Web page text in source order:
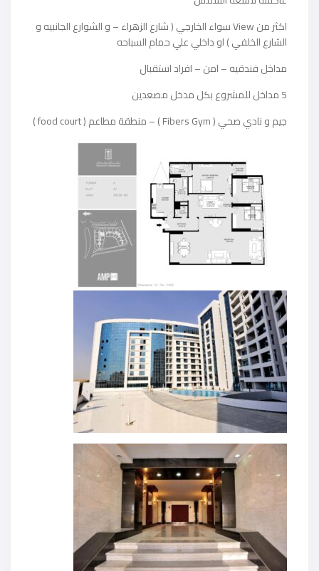
اكثر من View سواء الخارجي ( شارع الزهراء – و الشوارع الجانبيه و
الشارع الخلفي ) او داخلي علي حمام السباحه
مداخل فندقيه – امن – افراد استقبال
5 مداخل للمشروع بكل مدخل مصعدين
جيم و نادي صحي ( Fibers Gym ) – منطقة مطاعم ( food court )